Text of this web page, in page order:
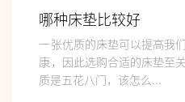
哪种床垫比较好
一张优质的床垫可以提高我
康，因此选购合适的床垫至
质是五花八门，该怎么...